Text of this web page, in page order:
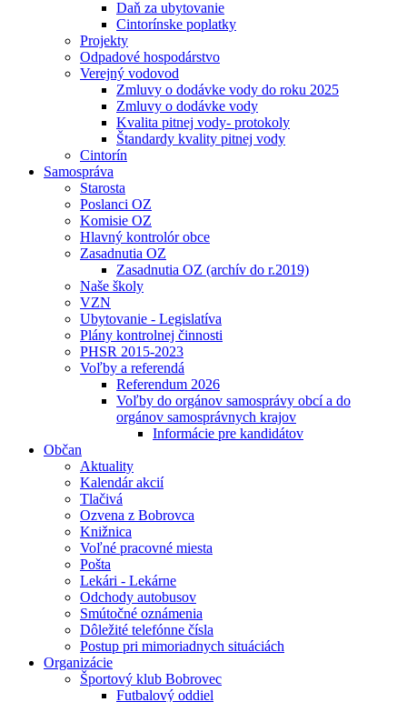
Daň za ubytovanie
Cintorínske poplatky
Projekty
Odpadové hospodárstvo
Verejný vodovod
Zmluvy o dodávke vody do roku 2025
Zmluvy o dodávke vody
Kvalita pitnej vody- protokoly
Štandardy kvality pitnej vody
Cintorín
Samospráva
Starosta
Poslanci OZ
Komisie OZ
Hlavný kontrolór obce
Zasadnutia OZ
Zasadnutia OZ (archív do r.2019)
Naše školy
VZN
Ubytovanie - Legislatíva
Plány kontrolnej činnosti
PHSR 2015-2023
Voľby a referendá
Referendum 2026
Voľby do orgánov samosprávy obcí a do
orgánov samosprávnych krajov
Informácie pre kandidátov
Občan
Aktuality
Kalendár akcií
Tlačivá
Ozvena z Bobrovca
Knižnica
Voľné pracovné miesta
Pošta
Lekári - Lekárne
Odchody autobusov
Smútočné oznámenia
Dôležité telefónne čísla
Postup pri mimoriadnych situáciách
Organizácie
Športový klub Bobrovec
Futbalový oddiel